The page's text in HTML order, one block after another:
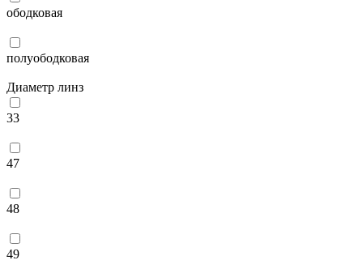
ободковая
полуободковая
Диаметр линз
33
47
48
49